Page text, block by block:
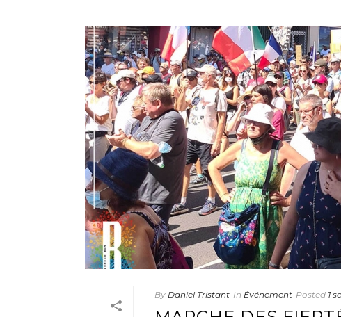
By Daniel Tristant In Événement Posted 1